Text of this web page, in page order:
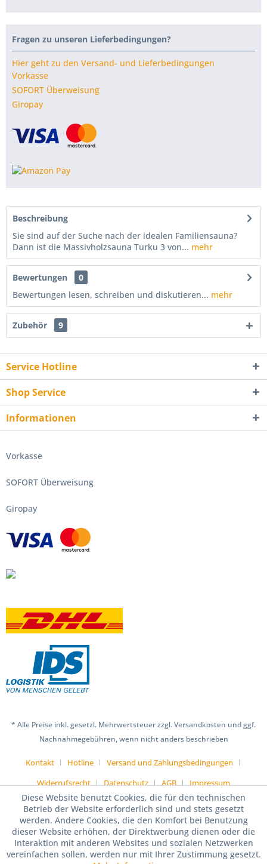
Fragen zu unseren Lieferbedingungen?
Hier geht zu den Versand- und Lieferbedingungen
Vorkasse
SOFORT Überweisung
Giropay
Beschreibung
Sie sind auf der Suche nach der idealen Familiensauna?
Dann ist die Massivholzsauna Turku 3 von... mehr
Bewertungen
0
Bewertungen lesen, schreiben und diskutieren... mehr
Zubehör 9
Service Hotline
Shop Service
Informationen
Vorkasse
SOFORT Überweisung
Giropay
* Alle Preise inkl. gesetzl. Mehrwertsteuer zzgl. Versandkosten und ggf.
Nachnahmegebühren, wenn nicht anders beschrieben
Kontakt Hotline
Versand und Zahlungsbedingungen
Widerrufsrecht
Datenschutz AGB Impressum
Diese Website benutzt Cookies, die für den technischen
Betrieb der Website erforderlich sind und stets gesetzt
werden. Andere Cookies, die den Komfort bei Benutzung
dieser Website erhöhen, der Direktwerbung dienen oder die
Interaktion mit anderen Websites und sozialen Netzwerken
vereinfachen sollen, werden nur mit Ihrer Zustimmung gesetzt.